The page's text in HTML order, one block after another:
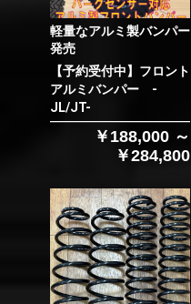
軽量なアルミ製バンパー
発売
【予約受付中】フロント
アルミバンパー -
JL/JT-
￥188,000 ～
￥284,800